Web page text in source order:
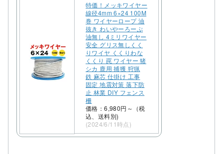
特価！メッキワイヤー
線径4mm 6×24 100M
巻 ワイヤーロープ 油
抜き わいやーろーぷ
油無し 4ミリワイヤー
安全 グリス無しくく
りワイヤ くくりわな
くくり 罠 ワイヤー 猪
シカ 鹿用 捕獲 狩猟
鉄 麻芯 仕掛け 工事
固定 地震対策 落下防
止 林業 DIY フェンス
柵
価格：6,980円～（税
込、送料別)
(2024/6/11時点)